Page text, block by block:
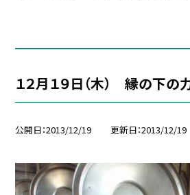
１２月１９日（木） 縁の下の力
公開日 2013/12/19 更新日 2013/12/19